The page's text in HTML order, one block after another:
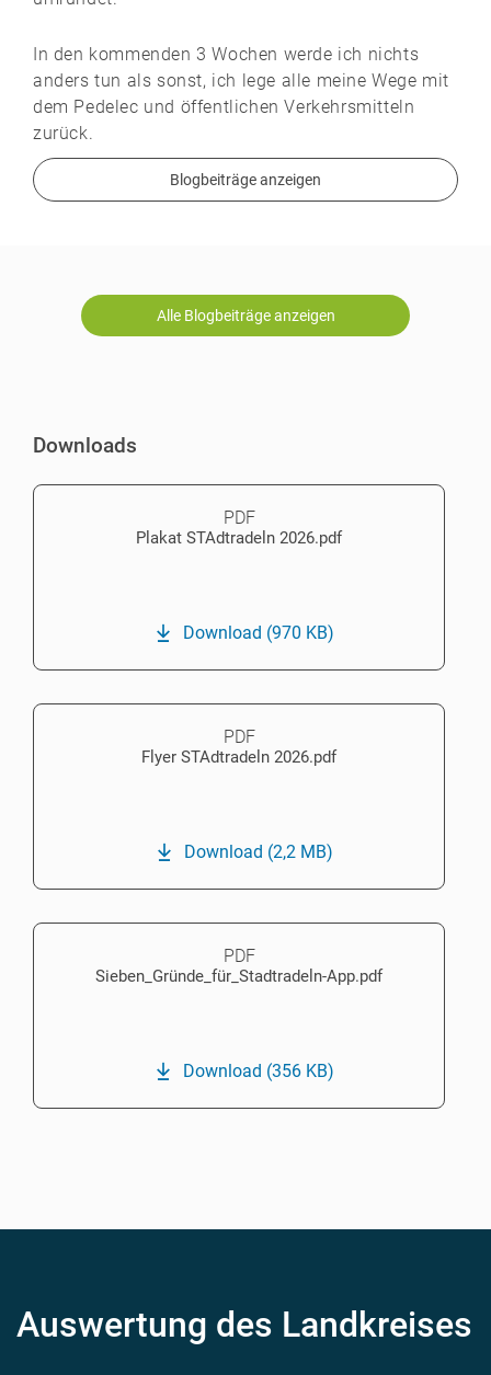
In den kommenden 3 Wochen werde ich nichts
anders tun als sonst, ich lege alle meine Wege mit
dem Pedelec und öffentlichen Verkehrsmitteln
zurück.
Blogbeiträge anzeigen
Alle Blogbeiträge anzeigen
Downloads
PDF
Plakat STAdtradeln 2026.pdf
Download (970 KB)
PDF
Flyer STAdtradeln 2026.pdf
Download (2,2 MB)
PDF
Sieben_Gründe_für_Stadtradeln-App.pdf
Download (356 KB)
Auswertung des Landkreises